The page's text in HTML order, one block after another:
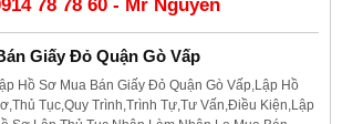
78 78 60 - Mr Nguyên
Giấy Đỏ Quận Gò Vấp
Hồ Sơ Mua Bán Giấy Đỏ Quận Gò Vấp,Lập Hồ
Tục,Quy Trình,Trình Tự,Tư Vấn,Điều Kiện,Lập